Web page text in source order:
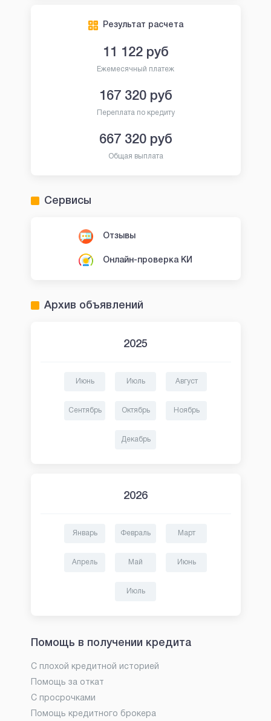
Результат расчета
11 122руб
Ежемесячный платеж
167 320руб
Переплата по кредиту
667 320руб
Общая выплата
Сервисы
Отзывы
Онлайн-проверка КИ
Архив объявлений
2025
Июнь Июль Август
Сентябрь Октябрь Ноябрь
Декабрь
2026
Январь Февраль Март
Апрель Май Июнь
Июль
Помощь в получении кредита
С плохой кредитной историей
Помощь за откат
С просрочками
Помощь кредитного брокера